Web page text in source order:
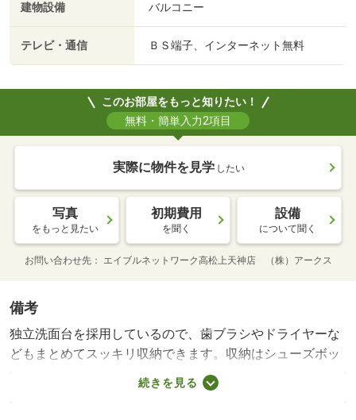
建物設備 バルコニー
テレビ・通信 ＢＳ端子、インターネット無料
このお部屋をもっと知りたい！
無料・簡単入力2項目
実際に物件を見学 したい
写真
をもっと見たい
初期費用
を聞く
設備
について聞く
お問い合わせ先 エイブルネットワーク高松上天神店 （株）アークス
備考
独立洗面台を採用しているので、歯ブラシやドライヤーな
どもまとめてスッキリ収納できます。収納はシューズボッ
クス・クロゼット・全居室収納などが備え付けられている
ので、衣類や日用品の収納に重宝します。近くに駅が２つ
続きを見る